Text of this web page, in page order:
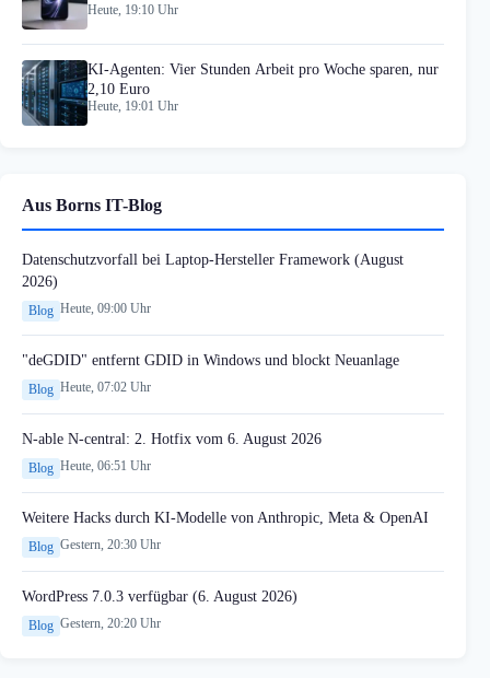
Heute, 19:10 Uhr
KI-Agenten: Vier Stunden Arbeit pro Woche sparen, nur
2,10 Euro
Heute, 19:01 Uhr
Aus Borns IT-Blog
Datenschutzvorfall bei Laptop-Hersteller Framework (August
2026)
Blog Heute, 09:00 Uhr
"deGDID" entfernt GDID in Windows und blockt Neuanlage
Blog Heute, 07:02 Uhr
N-able N-central: 2. Hotfix vom 6. August 2026
Blog Heute, 06:51 Uhr
Weitere Hacks durch KI-Modelle von Anthropic, Meta & OpenAI
Blog Gestern, 20:30 Uhr
WordPress 7.0.3 verfügbar (6. August 2026)
Blog Gestern, 20:20 Uhr